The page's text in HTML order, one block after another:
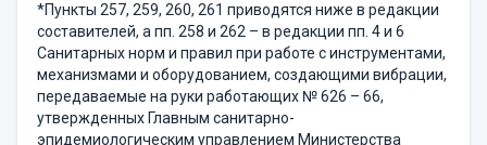
*Пункты 257, 259, 260, 261 приводятся ниже в редакции
составителей, а пп. 258 и 262 – в редакции пп. 4 и 6
Санитарных норм и правил при работе с инструментами,
механизмами и оборудованием, создающими вибрации,
передаваемые на руки работающих № 626 – 66,
утвержденных Главным санитарно-
эпидемиологическим управлением Министерства